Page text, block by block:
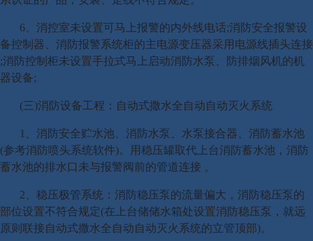
6、消控室未设置可马上报警的内外线电话;消防安全报警设
备控制器、消防报警系统柜的主电源变压器采用电源线插头连接
;消防控制柜未设置手拉式马上启动消防水泵、防排烟风机的机
器设备;
(三)消防设备工程：自动式撒水全自动自动灭火系统
1、消防安全贮水池、消防水泵、水泵接合器、消防蓄水池
(参考消防喷头系统软件)。用稳压罐取代上台消防蓄水池，消防
蓄水池的排水口未与报警阀前的管道连接 。
2、稳压极管系统：消防稳压泵的流量偏大，消防稳压泵的
部位设置不符合规定(在上台储储水箱处设置消防稳压泵，就远
原则联接自动式撒水全自动自动灭火系统的立管顶部)。